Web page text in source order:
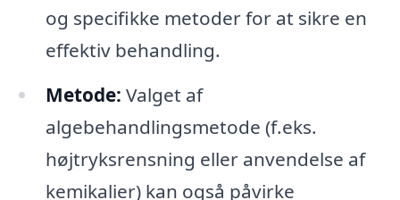
og specifikke metoder for at sikre en
effektiv behandling.
Metode: Valget af
algebehandlingsmetode (f.eks.
højtryksrensning eller anvendelse af
kemikalier) kan også påvirke